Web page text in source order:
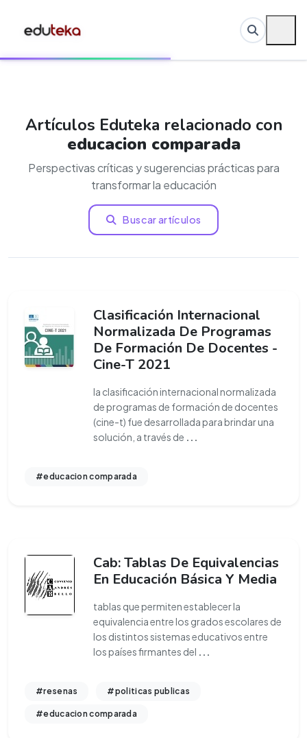
Artículos Eduteka relacionado con
educacion comparada
Perspectivas críticas y sugerencias prácticas para
transformar la educación
Buscar artículos
Clasificación Internacional
Normalizada De Programas
De Formación De Docentes -
Cine-T 2021
la clasificación internacional normalizada
de programas de formación de docentes
(cine-t) fue desarrollada para brindar una
solución, a través de ...
#educacion comparada
Cab: Tablas De Equivalencias
En Educación Básica Y Media
tablas que permiten establecer la
equivalencia entre los grados escolares de
los distintos sistemas educativos entre
los países firmantes del ...
#resenas #politicas publicas
#educacion comparada